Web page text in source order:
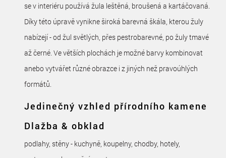
se v interiéru používá žula leštěná, broušená a kartáčovaná.
Díky této úpravě vynikne široká barevná škála, kterou žuly
nabízejí - od žul světlých, přes pestrobarevné, po žuly tmavé
až černé. Ve větších plochách je možné barvy kombinovat
anebo vytvářet různé obrazce i z jiných než pravoúhlých
formátů.
Jedinečný vzhled přírodního kamene
Dlažba & obklad
podlahy, stěny - kuchyně, koupelny, chodby, hotely,